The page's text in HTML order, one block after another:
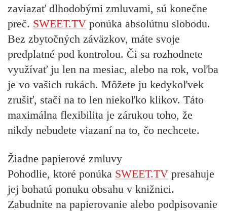
zaviazať dlhodobými zmluvami, sú konečne
preč. SWEET.TV ponúka absolútnu slobodu.
Bez zbytočných záväzkov, máte svoje
predplatné pod kontrolou. Či sa rozhodnete
využívať ju len na mesiac, alebo na rok, voľba
je vo vašich rukách. Môžete ju kedykoľvek
zrušiť, stačí na to len niekoľko klikov. Táto
maximálna flexibilita je zárukou toho, že
nikdy nebudete viazaní na to, čo nechcete.
Žiadne papierové zmluvy
Pohodlie, ktoré ponúka SWEET.TV presahuje
jej bohatú ponuku obsahu v knižnici.
Zabudnite na papierovanie alebo podpisovanie